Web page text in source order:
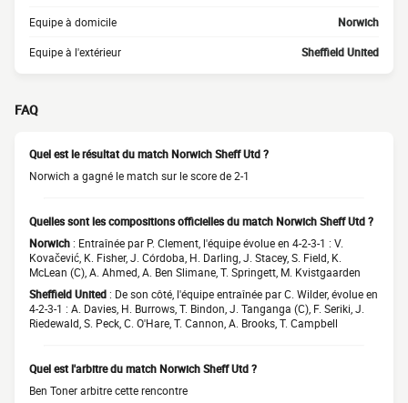
Equipe à domicile Norwich
Equipe à l'extérieur Sheffield United
FAQ
Quel est le résultat du match Norwich Sheff Utd ?
Norwich a gagné le match sur le score de 2-1
Quelles sont les compositions officielles du match Norwich Sheff Utd ?
Norwich : Entraînée par P. Clement, l'équipe évolue en 4-2-3-1 : V.
Kovačević, K. Fisher, J. Córdoba, H. Darling, J. Stacey, S. Field, K.
McLean (C), A. Ahmed, A. Ben Slimane, T. Springett, M. Kvistgaarden
Sheffield United : De son côté, l'équipe entraînée par C. Wilder, évolue en
4-2-3-1 : A. Davies, H. Burrows, T. Bindon, J. Tanganga (C), F. Seriki, J.
Riedewald, S. Peck, C. O'Hare, T. Cannon, A. Brooks, T. Campbell
Quel est l'arbitre du match Norwich Sheff Utd ?
Ben Toner arbitre cette rencontre